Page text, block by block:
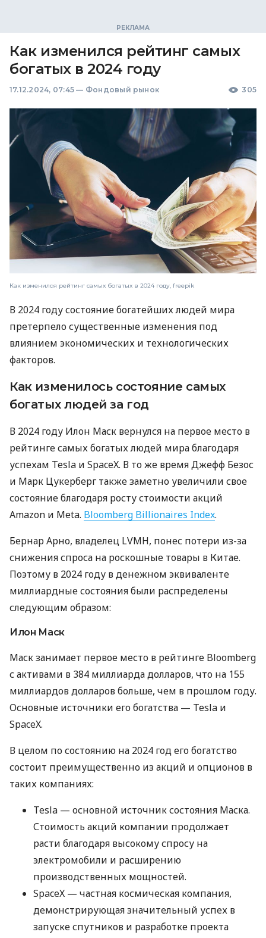
Как изменился рейтинг самых
богатых в 2024 году
17.12.2024, 07:45 — Фондовый рынок 305
Как изменился рейтинг самых богатых в 2024 году, freepik
В 2024 году состояние богатейших людей мира
претерпело существенные изменения под
влиянием экономических и технологических
факторов.
Как изменилось состояние самых
богатых людей за год
В 2024 году Илон Маск вернулся на первое место в
рейтинге самых богатых людей мира благодаря
успехам Tesla и SpaceX. В то же время Джефф Безос
и Марк Цукерберг также заметно увеличили свое
состояние благодаря росту стоимости акций
Amazon и Meta. Bloomberg Billionaires Index.
Бернар Арно, владелец LVMH, понес потери из-за
снижения спроса на роскошные товары в Китае.
Поэтому в 2024 году в денежном эквиваленте
миллиардные состояния были распределены
следующим образом:
Илон Маск
Маск занимает первое место в рейтинге Bloomberg
с активами в 384 миллиарда долларов, что на 155
миллиардов долларов больше, чем в прошлом году.
Основные источники его богатства — Tesla и
SpaceX.
В целом по состоянию на 2024 год его богатство
состоит преимущественно из акций и опционов в
таких компаниях:
Tesla — основной источник состояния Маска.
Стоимость акций компании продолжает
расти благодаря высокому спросу на
электромобили и расширению
производственных мощностей.
SpaceX — частная космическая компания,
демонстрирующая значительный успех в
запуске спутников и разработке проекта